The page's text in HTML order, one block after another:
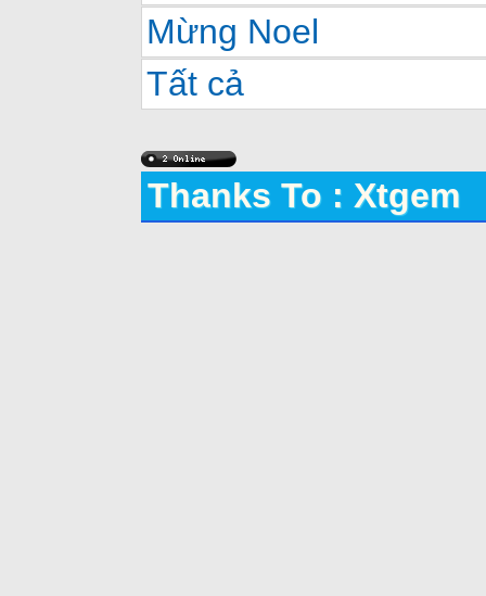
Mừng Noel
Tất cả
Thanks To : Xtgem